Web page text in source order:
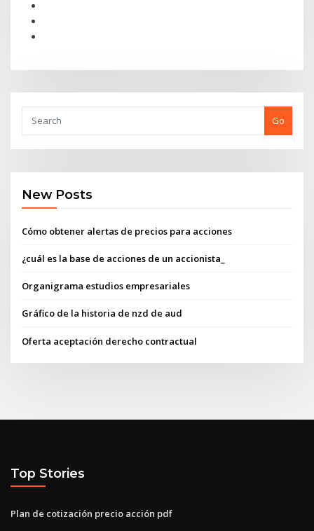
Go
New Posts
Cómo obtener alertas de precios para acciones
¿cuál es la base de acciones de un accionista_
Organigrama estudios empresariales
Gráfico de la historia de nzd de aud
Oferta aceptación derecho contractual
Top Stories
Plan de cotización precio acción pdf